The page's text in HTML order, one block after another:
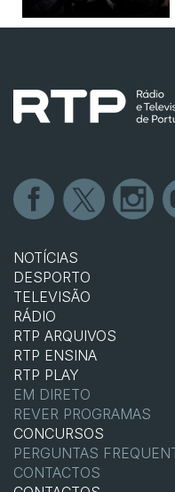
NOTÍCIAS
DESPORTO
TELEVISÃO
RÁDIO
RTP ARQUIVOS
RTP ENSINA
RTP PLAY
EM DIRETO
REVER PROGRAMAS
CONCURSOS
PERGUNTAS
CONTACTOS